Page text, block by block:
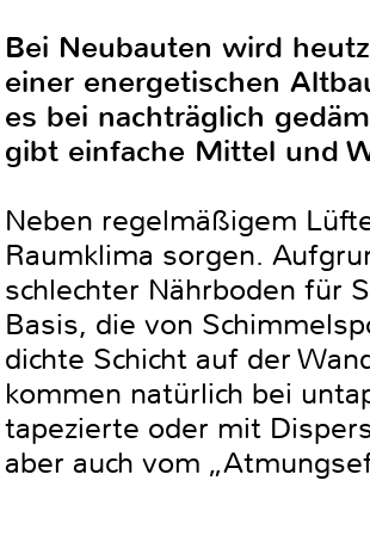
Bei Neubauten wird
einer energetischen
es bei nachträglich
gibt einfache Mittel und
Neben regelmäßigem
Raumklima sorgen.
schlechter Nährboden für
Basis, die von
dichte Schicht auf der
kommen natürlich bei
tapezierte oder mit
aber auch vom